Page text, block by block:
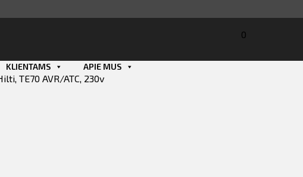
0
KLIENTAMS APIE MUS
TE70 AVR/ATC, 230v